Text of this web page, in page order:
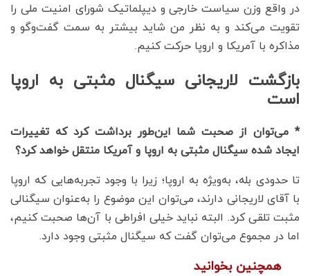
در واقع وزن سیاست خارجی و دیپلماتیک شورای امنیت ملی را
تقویت می‌کند و به نظر من شاید بیشتر به سمت گفت‌وگو و
مذاکره با آمریکا و اروپا حرکت کنیم.
بازگشت لاریجانی سیگنال مثبتی به اروپا
است
* می‌توان از صحبت شما این‌طور برداشت کرد که تغییرات
ایجاد شده سیگنال مثبتی به اروپا و آمریکا منتقل خواهد کرد؟
تا حدودی بله، به‌ویژه به اروپا؛ زیرا با وجود تجربه‌هایی که اروپا
با آقای لاریجانی دارند، می‌توان این موضوع را به‌عنوان سیگنالی
مثبت تلقی کرد. البته نباید خیلی افراطی با آن‌ها صحبت کنیم،
اما در مجموع می‌توان گفت که سیگنال مثبتی وجود دارد.
همچنین بخوانید